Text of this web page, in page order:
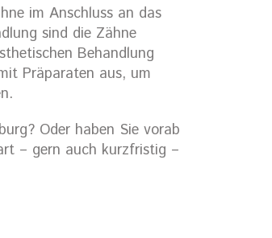
im Anschluss an das
sind die Zähne
Behandlung
Präparaten aus, um
Oder haben Sie vorab
– gern auch kurzfristig –